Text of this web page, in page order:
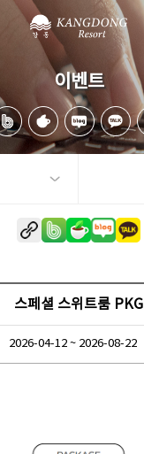
이벤트
스페셜 스위트룸 PKG
2026-04-12 ~ 2026-08-22